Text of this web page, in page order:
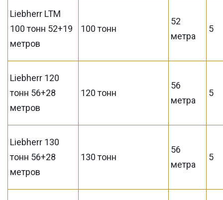
Liebherr LTM
100 тонн 52+19
метров
100 тонн
52
метра
5
Liebherr 120
тонн 56+28
метров
120 тонн
56
метра
5
Liebherr 130
тонн 56+28
метров
130 тонн
56
метра
5